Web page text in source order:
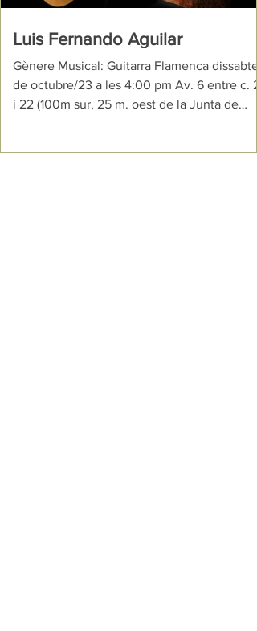
Luis Fernando Aguilar
Gènere Musical: Guitarra Flamenca dissabte
de octubre/23 a les 4:00 pm Av. 6 entre c.
i 22 (100m sur, 25 m. oest de la Junta de